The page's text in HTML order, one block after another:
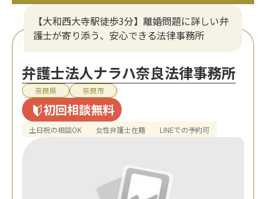
【大和西大寺駅徒歩3分】離婚問題に詳しい弁
護士が寄り添う、安心できる法律事務所
弁護士法人ナラハ奈良法律事務所
奈良県 奈良市
初回相談無料
土日祝の相談OK 女性弁護士在籍 LINEでの予約可